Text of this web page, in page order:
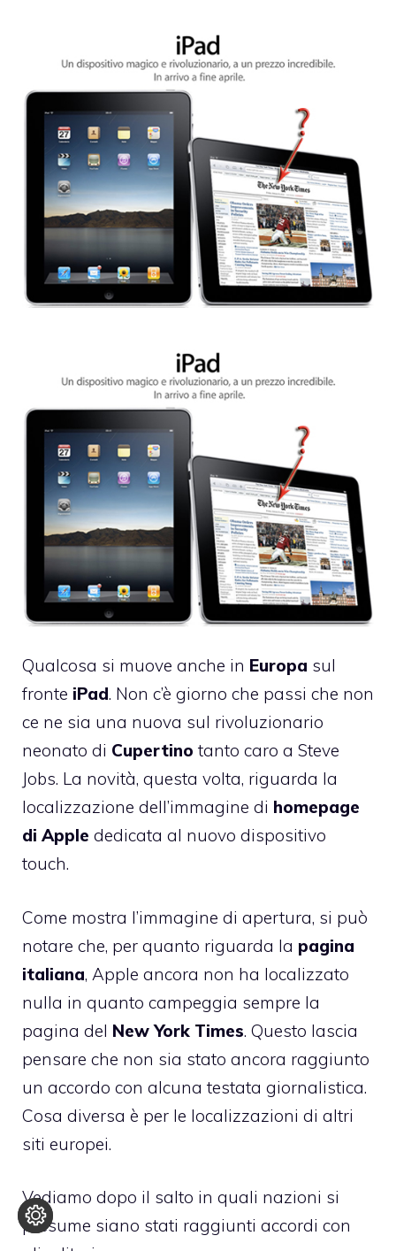
Qualcosa si muove anche in Europa sul
fronte iPad. Non c’è giorno che passi che non
ce ne sia una nuova sul rivoluzionario
neonato di Cupertino tanto caro a Steve
Jobs. La novità, questa volta, riguarda la
localizzazione dell’immagine di homepage
di Apple dedicata al nuovo dispositivo
touch.
Come mostra l’immagine di apertura, si può
notare che, per quanto riguarda la pagina
italiana, Apple ancora non ha localizzato
nulla in quanto campeggia sempre la
pagina del New York Times. Questo lascia
pensare che non sia stato ancora raggiunto
un accordo con alcuna testata giornalistica.
Cosa diversa è per le localizzazioni di altri
siti europei.
Vediamo dopo il salto in quali nazioni si
presume siano stati raggiunti accordi con